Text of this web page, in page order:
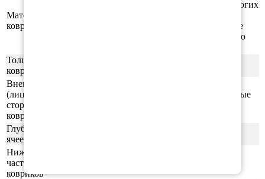
Материал
ковриков
материал, который зарекомендовал себя во многих
производят спортивные маты, гимнастические
коврики, подошву для обуви, шлёпки и прочую
Толщина
ковриков
Внешняя
(лицевая)
сторона
ковриков
ячейки СОТЫ/РОМБ (напоминающие пчелиные
Глубина
ячеек
Нижняя
часть
ковриков